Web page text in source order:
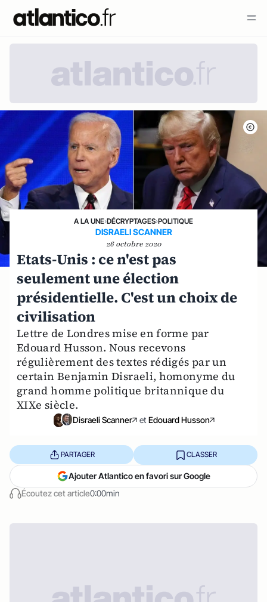
A LA UNE›DÉCRYPTAGES›POLITIQUE
DISRAELI SCANNER
26 octobre 2020
Etats-Unis : ce n'est pas
seulement une élection
présidentielle. C'est un choix de
civilisation
Lettre de Londres mise en forme par
Edouard Husson. Nous recevons
régulièrement des textes rédigés par un
certain Benjamin Disraeli, homonyme du
grand homme politique britannique du
XIXe siècle.
Disraeli Scanner et Edouard Husson
Écoutez cet article0:00min
PARTAGER CLASSER
Ajouter Atlantico en favori sur Google